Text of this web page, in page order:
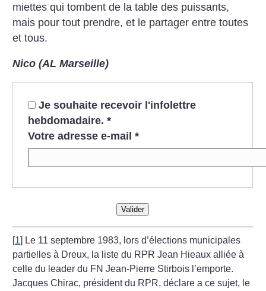
miettes qui tombent de la table des puissants,
mais pour tout prendre, et le partager entre toutes
et tous.
Nico (AL Marseille)
Je souhaite recevoir l'infolettre
hebdomadaire. *
Votre adresse e-mail *
Valider
[1] Le 11 septembre 1983, lors d’élections municipales
partielles à Dreux, la liste du RPR Jean Hieaux alliée à
celle du leader du FN Jean-Pierre Stirbois l’emporte.
Jacques Chirac, président du RPR, déclare a ce sujet, le